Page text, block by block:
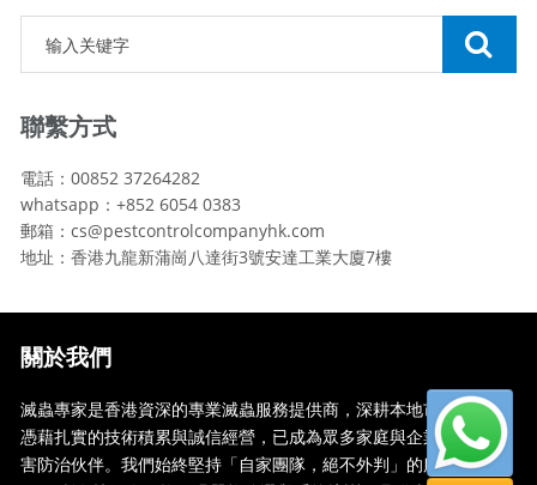
聯繫方式
電話：00852 37264282
whatsapp：+852 6054 0383
郵箱：cs@pestcontrolcompanyhk.com
地址：香港九龍新蒲崗八達街3號安達工業大廈7樓
關於我們
滅蟲專家是香港資深的專業滅蟲服務提供商，深耕本地市場多年，
憑藉扎實的技術積累與誠信經營，已成為眾多家庭與企業信賴的蟲
害防治伙伴。我們始終堅持「自家團隊，絕不外判」的服務承諾